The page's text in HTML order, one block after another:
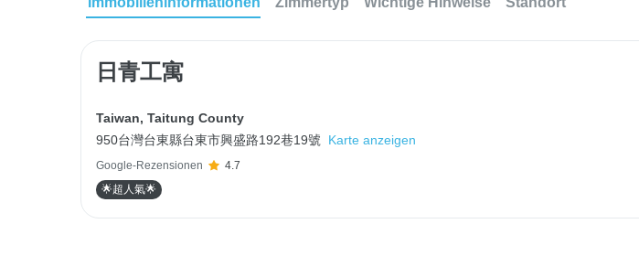
日青工寓
Taiwan, Taitung County
950台灣台東縣台東市興盛路192巷19號
Karte anzeigen
Google-Rezensionen
4.7
🌟超人氣🌟